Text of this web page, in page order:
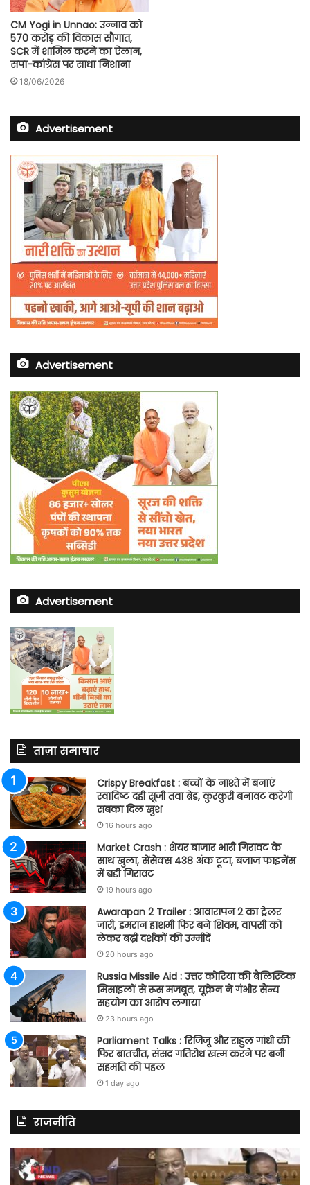
CM Yogi in Unnao: उन्नाव को
570 करोड़ की विकास सौगात,
SCR में शामिल करने का ऐलान,
सपा-कांग्रेस पर साधा निशाना
18/06/2026
Advertisement
Advertisement
Advertisement
ताज़ा समाचार
Crispy Breakfast : बच्चों के नाश्ते में बनाएं
स्वादिष्ट दही सूजी तवा ब्रेड, कुरकुरी बनावट करेगी
सबका दिल खुश
16 hours ago
Market Crash : शेयर बाजार भारी गिरावट के
साथ खुला, सेंसेक्स 438 अंक टूटा, बजाज फाइनेंस
में बड़ी गिरावट
19 hours ago
Awarapan 2 Trailer : आवारापन 2 का ट्रेलर
जारी, इमरान हाशमी फिर बने शिवम, वापसी को
लेकर बढ़ी दर्शकों की उम्मीदें
20 hours ago
Russia Missile Aid : उत्तर कोरिया की बैलिस्टिक
मिसाइलों से रूस मजबूत, यूक्रेन ने गंभीर सैन्य
सहयोग का आरोप लगाया
23 hours ago
Parliament Talks : रिजिजू और राहुल गांधी की
फिर बातचीत, संसद गतिरोध खत्म करने पर बनी
सहमति की पहल
1 day ago
राजनीति